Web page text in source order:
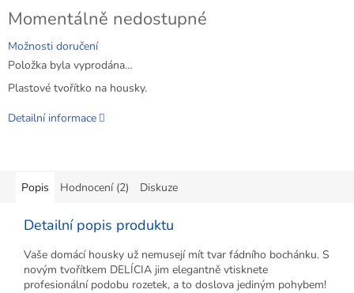
Měrná
cena:
Momentálně nedostupné
Možnosti doručení
Položka byla vyprodána…
Plastové tvořítko na housky.
Detailní informace
Popis Hodnocení (2) Diskuze
Detailní popis produktu
Vaše domácí housky už nemusejí mít tvar fádního bochánku. S
novým tvořítkem DELÍCIA jim elegantně vtisknete
profesionální podobu rozetek, a to doslova jediným pohybem!